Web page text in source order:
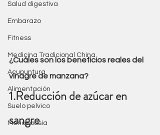
Salud digestiva
Embarazo
Fitness
Medicina Tradicional China
Acupuntura
Alimentación
Suelo pelvico
Menopausia
¿Cuáles son los beneficios reales del
vinagre de manzana?
1.Reducción de azúcar en
sangre